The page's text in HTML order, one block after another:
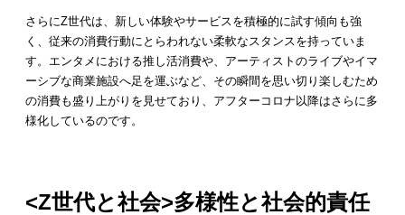
さらにZ世代は、新しい体験やサービスを積極的に試す傾向も強
く、従来の消費行動にとらわれない柔軟なスタンスを持っていま
す。エンタメにおける推し活消費や、アーティストのライブやイマ
ーシブな商業施設へ足を運ぶなど、その瞬間を思い切り楽しむため
の消費も盛り上がりを見せており、アフターコロナ以降はさらに多
様化しているのです。
<Z世代と社会>多様性と社会的責任